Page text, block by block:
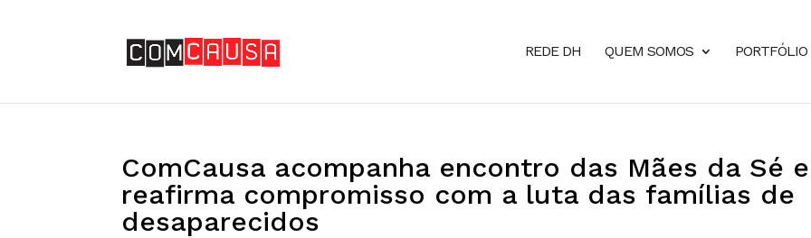
REDE DH QUEM SOMOS PORTFÓLIO
ComCausa acompanha encontro das Mães da Sé e
reafirma compromisso com a luta das famílias de
desaparecidos